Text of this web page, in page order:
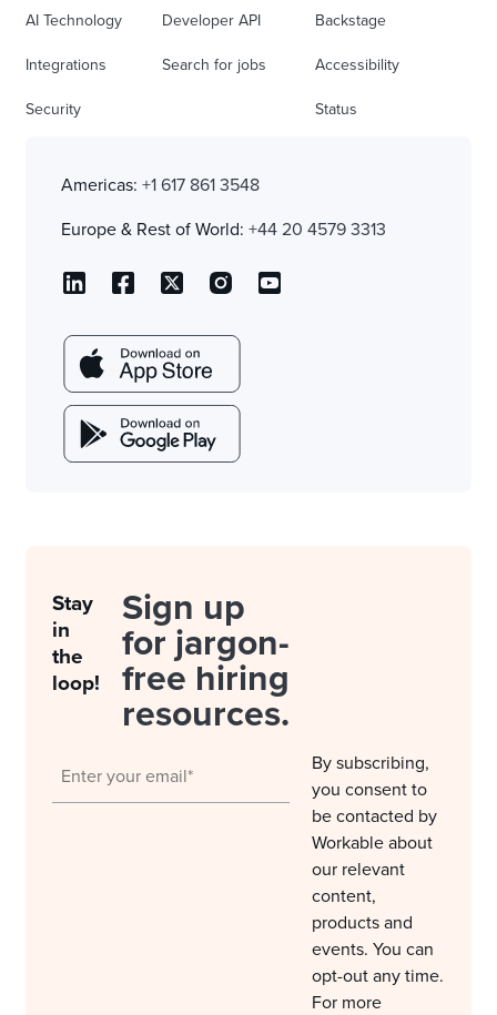
AI Technology
Integrations
Security
Developer API
Search for jobs
Backstage
Accessibility
Status
Americas: +1 617 861 3548
Europe & Rest of World: +44 20 4579 3313
Stay
in
the
loop!
Sign up
for jargon-
free hiring
resources.
By subscribing,
you consent to
be contacted by
Workable about
our relevant
content,
products and
events. You can
opt-out any time.
For more